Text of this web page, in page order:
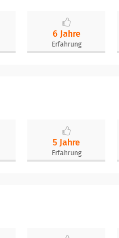
6 Jahre
Erfahrung
5 Jahre
Erfahrung